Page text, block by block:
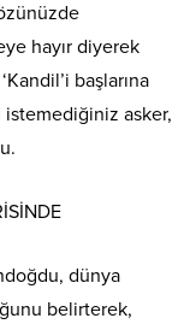
hayır diyerek
başlarına
istemediğiniz asker,
dünya
belirterek,